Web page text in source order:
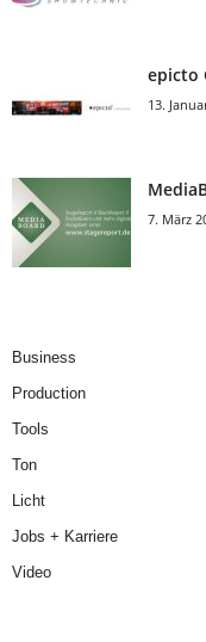
epicto
13.
7. März
Business
Production
Tools
Ton
Licht
Jobs + Karriere
Video